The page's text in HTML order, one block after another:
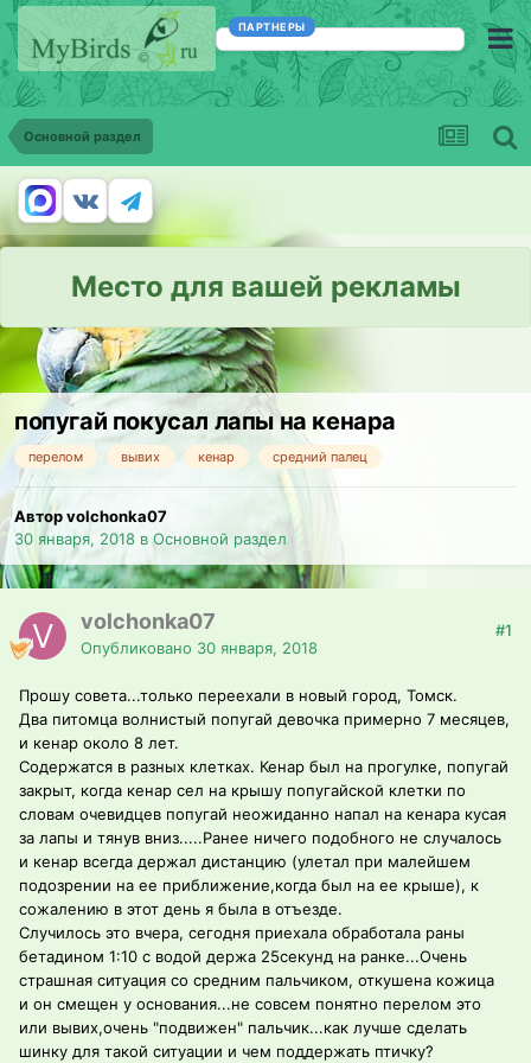
ПАРТНЕРЫ
Основной раздел
Место для вашей рекламы
попугай покусал лапы на кенара
перелом вывих кенар средний палец
Автор volchonka07
30 января, 2018 в Основной раздел
volchonka07
Опубликовано 30 января, 2018
#1
Прошу совета...только переехали в новый город, Томск.
Два питомца волнистый попугай девочка примерно 7 месяцев,
и кенар около 8 лет.
Содержатся в разных клетках. Кенар был на прогулке, попугай
закрыт, когда кенар сел на крышу попугайской клетки по
словам очевидцев попугай неожиданно напал на кенара кусая
за лапы и тянув вниз.....Ранее ничего подобного не случалось
и кенар всегда держал дистанцию (улетал при малейшем
подозрении на ее приближение,когда был на ее крыше), к
сожалению в этот день я была в отъезде.
Случилось это вчера, сегодня приехала обработала раны
бетадином 1:10 с водой держа 25секунд на ранке...Очень
страшная ситуация со средним пальчиком, откушена кожица
и он смещен у основания...не совсем понятно перелом это
или вывих,очень "подвижен" пальчик...как лучше сделать
шинку для такой ситуации и чем поддержать птичку?